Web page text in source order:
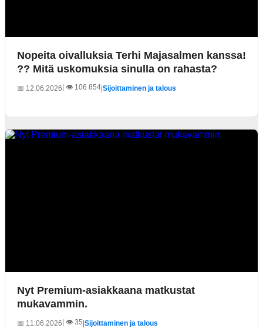
Nopeita oivalluksia Terhi Majasalmen kanssa!
?? Mitä uskomuksia sinulla on rahasta?
📅 12.06.2026 | 👁️ 106 854|Sijoittaminen ja talous
Nyt Premium-asiakkaana matkustat
mukavammin.
📅 11.06.2026 | 👁️ 35|Sijoittaminen ja talous